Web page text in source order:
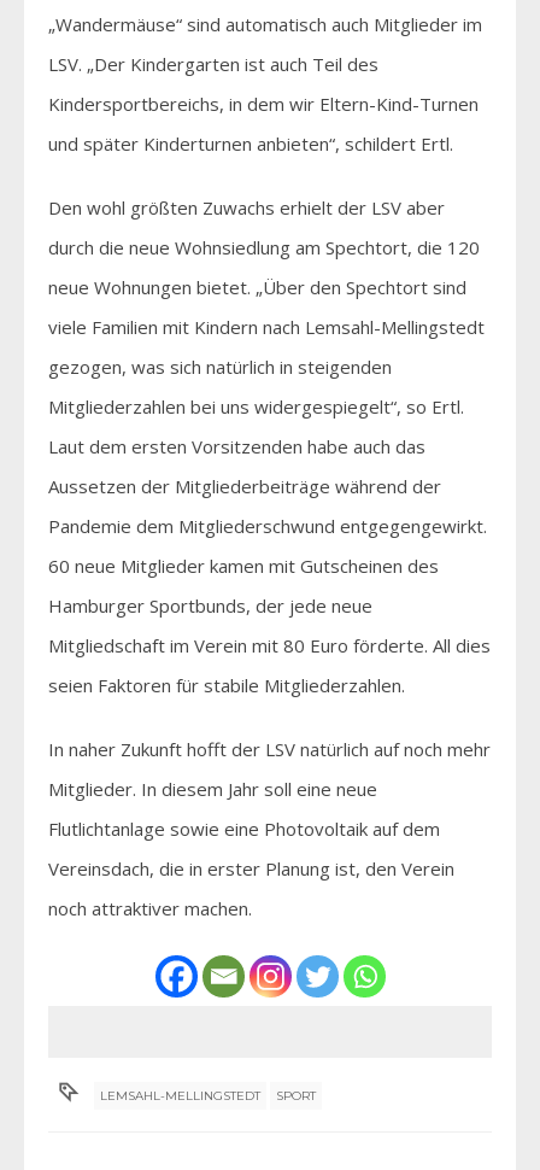
„Wandermäuse“ sind automatisch auch Mitglieder im
LSV. „Der Kindergarten ist auch Teil des
Kindersportbereichs, in dem wir Eltern-Kind-Turnen
und später Kinderturnen anbieten“, schildert Ertl.
Den wohl größten Zuwachs erhielt der LSV aber
durch die neue Wohnsiedlung am Spechtort, die 120
neue Wohnungen bietet. „Über den Spechtort sind
viele Familien mit Kindern nach Lemsahl-Mellingstedt
gezogen, was sich natürlich in steigenden
Mitgliederzahlen bei uns widergespiegelt“, so Ertl.
Laut dem ersten Vorsitzenden habe auch das
Aussetzen der Mitgliederbeiträge während der
Pandemie dem Mitgliederschwund entgegengewirkt.
60 neue Mitglieder kamen mit Gutscheinen des
Hamburger Sportbunds, der jede neue
Mitgliedschaft im Verein mit 80 Euro förderte. All dies
seien Faktoren für stabile Mitgliederzahlen.
In naher Zukunft hofft der LSV natürlich auf noch mehr
Mitglieder. In diesem Jahr soll eine neue
Flutlichtanlage sowie eine Photovoltaik auf dem
Vereinsdach, die in erster Planung ist, den Verein
noch attraktiver machen.
LEMSAHL-MELLINGSTEDT SPORT